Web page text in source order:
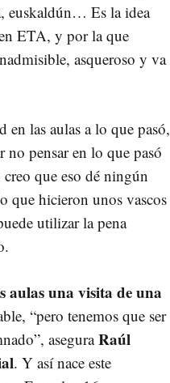
euskaldún… Es la idea
ETA, y por la que
asqueroso y va
las aulas a lo que pasó,
no pensar en lo que pasó
que eso dé ningún
que hicieron unos vascos
utilizar la pena
aulas una visita de una
“pero tenemos que ser
aseguraRaúl
. Y así nace este